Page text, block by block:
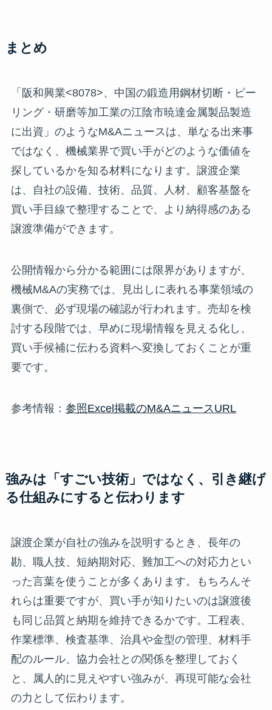
まとめ
「阪和興業<8078>、中国の鍛造用鋼材切断・ピー
リング・研磨等加工業の江陰市暁達金属製品製造
に出資」のようなM&Aニュースは、単なる出来事
ではなく、機械業界で買い手がどのような価値を
探しているかを知る材料になります。譲渡企業
は、自社の設備、技術、品質、人材、顧客基盤を
買い手目線で整理することで、より納得感のある
譲渡準備ができます。
公開情報から分かる範囲には限界がありますが、
機械M&Aの実務では、見出しに表れる事業領域の
裏側で、必ず現場の確認が行われます。売却を検
討する段階では、早めに現場情報を見える化し、
買い手候補に伝わる資料へ変換しておくことが重
要です。
参考情報： 参照Excel掲載のM&AニュースURL
強みは「すごい技術」ではなく、引き継げ
る仕組みにすると伝わります
譲渡企業が自社の強みを説明するとき、長年の
勘、職人技、短納期対応、難加工への対応力とい
った言葉を使うことが多くあります。もちろんそ
れらは重要ですが、買い手が知りたいのは譲渡後
も同じ品質と納期を維持できるかです。工程表、
作業標準、検査基準、治具や金型の管理、材料手
配のルール、協力会社との関係を整理しておく
と、属人的に見えやすい強みが、再現可能な会社
の力として伝わります。